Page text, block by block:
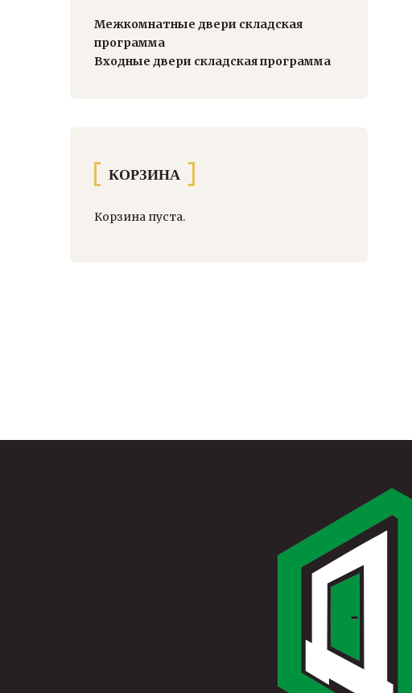
Межкомнатные двери складская
программа
Входные двери складская программа
КОРЗИНА
Корзина пуста.